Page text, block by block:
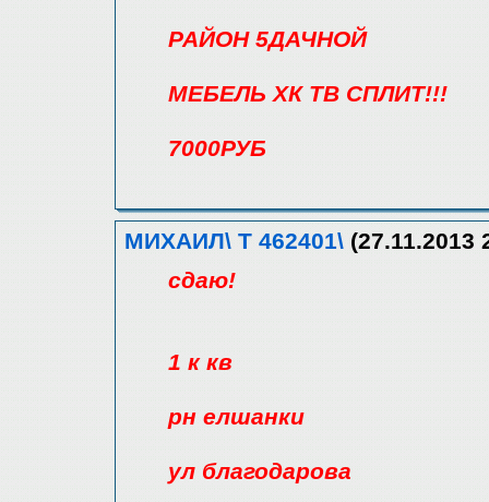
РАЙОН 5ДАЧНОЙ
МЕБЕЛЬ ХК ТВ СПЛИТ!!!
7000РУБ
МИХАИЛ\ Т 462401\ (27.11.2013
сдаю!
1 к кв
рн елшанки
ул благодарова